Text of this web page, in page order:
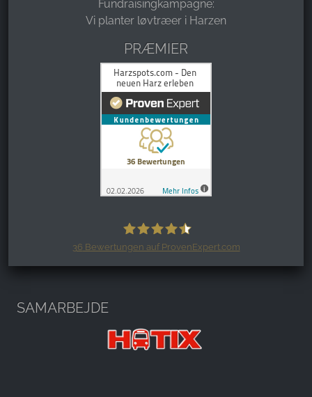
Fundraisingkampagne:
Vi planter løvtræer i Harzen
PRÆMIER
Harzspots.com - Den neuen Harz
36 Bewertungen auf ProvenExpert.com
SAMARBEJDE